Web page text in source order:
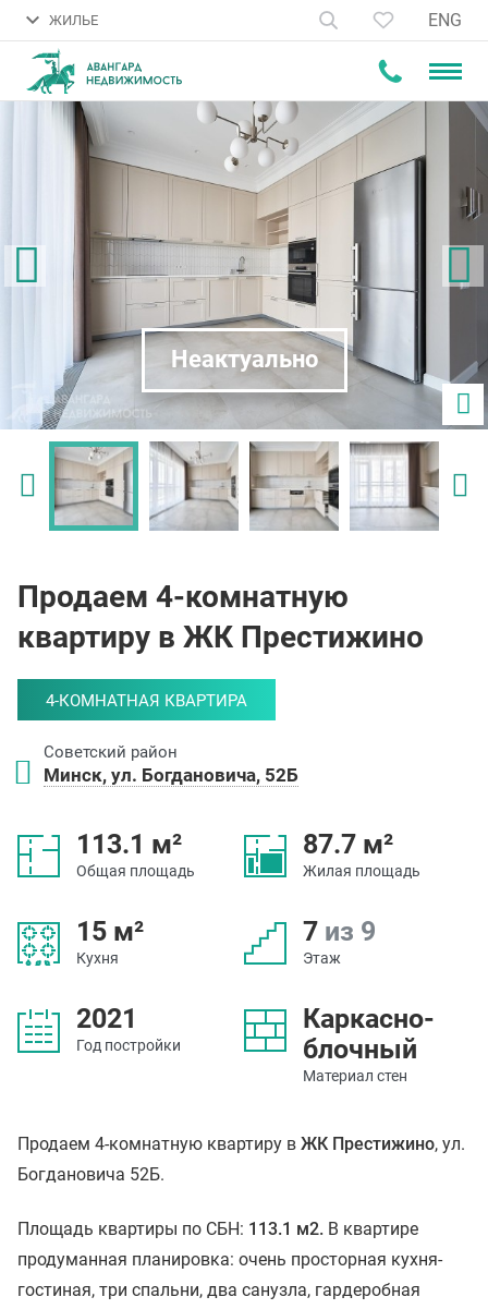
ЖИЛЬЕ ENG
Неактуально
Продаем 4-комнатную
квартиру в ЖК Престижино
4-КОМНАТНАЯ КВАРТИРА
Советский район
Минск, ул. Богдановича, 52Б
113.1 м²
Общая площадь
87.7 м²
Жилая площадь
15 м²
Кухня
7 из 9
Этаж
2021
Год постройки
Каркасно-
блочный
Материал стен
Продаем 4-комнатную квартиру в ЖК Престижино, ул.
Богдановича 52Б.
Площадь квартиры по СБН: 113.1 м2. В квартире
продуманная планировка: очень просторная кухня-
гостиная, три спальни, два санузла, гардеробная